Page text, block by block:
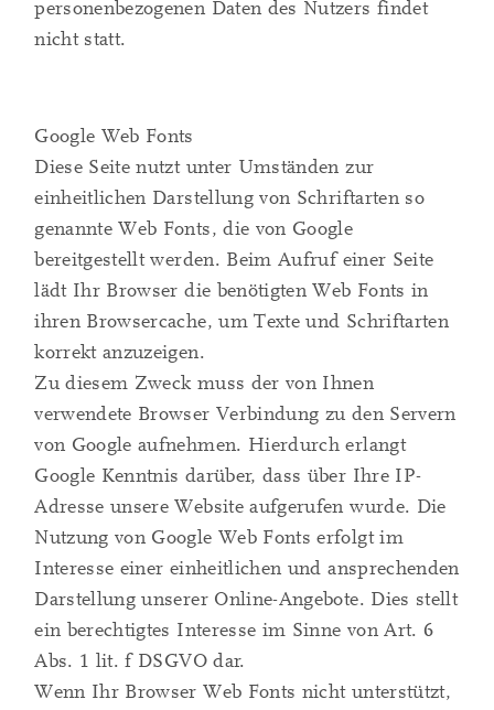
personenbezogenen Daten des Nutzers findet
nicht statt.
Google Web Fonts
Diese Seite nutzt unter Umständen zur
einheitlichen Darstellung von Schriftarten so
genannte Web Fonts, die von Google
bereitgestellt werden. Beim Aufruf einer Seite
lädt Ihr Browser die benötigten Web Fonts in
ihren Browsercache, um Texte und Schriftarten
korrekt anzuzeigen.
Zu diesem Zweck muss der von Ihnen
verwendete Browser Verbindung zu den Servern
von Google aufnehmen. Hierdurch erlangt
Google Kenntnis darüber, dass über Ihre IP-
Adresse unsere Website aufgerufen wurde. Die
Nutzung von Google Web Fonts erfolgt im
Interesse einer einheitlichen und ansprechenden
Darstellung unserer Online-Angebote. Dies stellt
ein berechtigtes Interesse im Sinne von Art. 6
Abs. 1 lit. f DSGVO dar.
Wenn Ihr Browser Web Fonts nicht unterstützt,